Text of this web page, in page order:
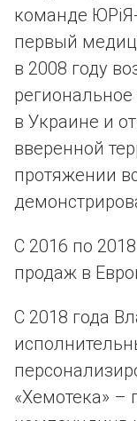
команде
первый
в 2008 году
региональное
в Украине и
вверенной
протяжении
С 2016 по
продаж в
С 2018 года
«Хемотека» –